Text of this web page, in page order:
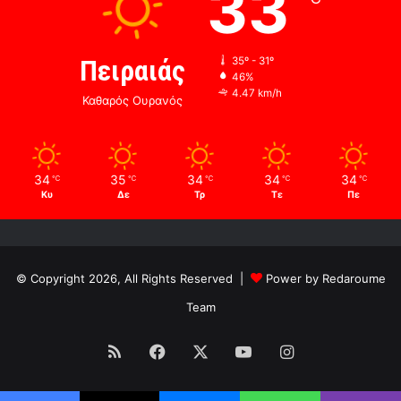
Πειραιάς
Καθαρός Ουρανός
35º - 31º
46%
4.47 km/h
34 ℃
Κυ
35 ℃
Δε
34 ℃
Τρ
34 ℃
Τε
34 ℃
Πε
© Copyright 2026, All Rights Reserved |
Power by Redaroume
Team
RSS Facebook YouTubeInstagram